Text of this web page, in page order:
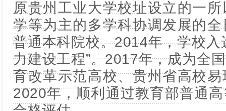
原贵州工业大学校址设立的一
学等为主的多学科协调发展的
普通本科院校。2014年，学校入
力建设工程”。2017年，成为全
育改革示范高校、贵州省高校
2020年，顺利通过教育部普通